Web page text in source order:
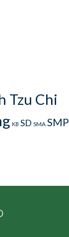
Tzu Chi
KB SD SMA SMP